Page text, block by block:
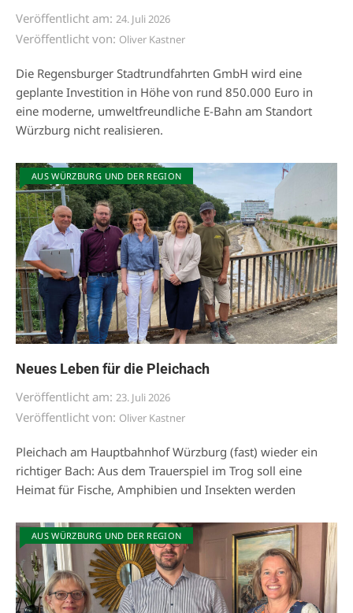
Veröffentlicht am: 24. Juli 2026
Veröffentlicht von: Oliver Kastner
Die Regensburger Stadtrundfahrten GmbH wird eine
geplante Investition in Höhe von rund 850.000 Euro in
eine moderne, umweltfreundliche E-Bahn am Standort
Würzburg nicht realisieren.
AUS WÜRZBURG UND DER REGION
Neues Leben für die Pleichach
Veröffentlicht am: 23. Juli 2026
Veröffentlicht von: Oliver Kastner
Pleichach am Hauptbahnhof Würzburg (fast) wieder ein
richtiger Bach: Aus dem Trauerspiel im Trog soll eine
Heimat für Fische, Amphibien und Insekten werden
AUS WÜRZBURG UND DER REGION